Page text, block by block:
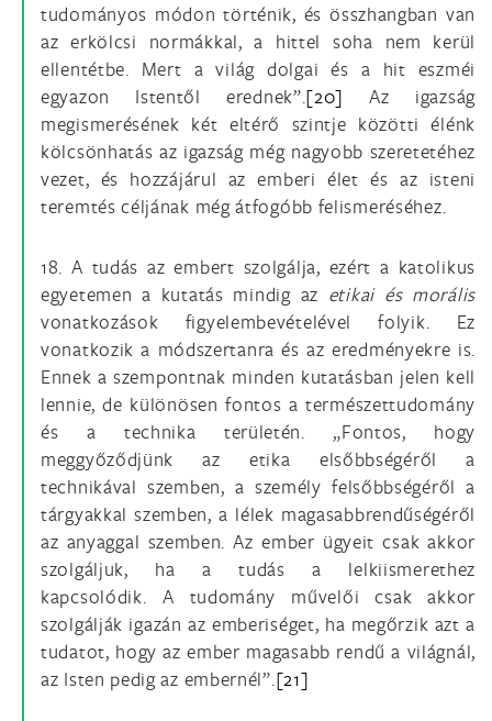
tudományos módon történik, és összhangban van
az erkölcsi normákkal, a hittel soha nem kerül
ellentétbe. Mert a világ dolgai és a hit eszméi
egyazon Istentől erednek”.[20] Az igazság
megismerésének két eltérő szintje közötti élénk
kölcsönhatás az igazság még nagyobb szeretetéhez
vezet, és hozzájárul az emberi élet és az isteni
teremtés céljának még átfogóbb felismeréséhez.
18. A tudás az embert szolgálja, ezért a katolikus
egyetemen a kutatás mindig az etikai és morális
vonatkozások figyelembevételével folyik. Ez
vonatkozik a módszertanra és az eredményekre is.
Ennek a szempontnak minden kutatásban jelen kell
lennie, de különösen fontos a természettudomány
és a technika területén. „Fontos, hogy
meggyőződjünk az etika elsőbbségéről a
technikával szemben, a személy felsőbbségéről a
tárgyakkal szemben, a lélek magasabbrendűségéről
az anyaggal szemben. Az ember ügyeit csak akkor
szolgáljuk, ha a tudás a lelkiismerethez
kapcsolódik. A tudomány művelői csak akkor
szolgálják igazán az emberiséget, ha megőrzik azt a
tudatot, hogy az ember magasabb rendű a világnál,
az Isten pedig az embernél”.[21]